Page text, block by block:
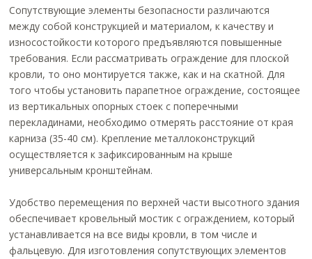
Сопутствующие элементы безопасности различаются
между собой конструкцией и материалом, к качеству и
износостойкости которого предъявляются повышенные
требования. Если рассматривать ограждение для плоской
кровли, то оно монтируется также, как и на скатной. Для
того чтобы установить парапетное ограждение, состоящее
из вертикальных опорных стоек с поперечными
перекладинами, необходимо отмерять расстояние от края
карниза (35-40 см). Крепление металлоконструкций
осуществляется к зафиксированным на крыше
универсальным кронштейнам.
Удобство перемещения по верхней части высотного здания
обеспечивает кровельный мостик с ограждением, который
устанавливается на все виды кровли, в том числе и
фальцевую. Для изготовления сопутствующих элементов